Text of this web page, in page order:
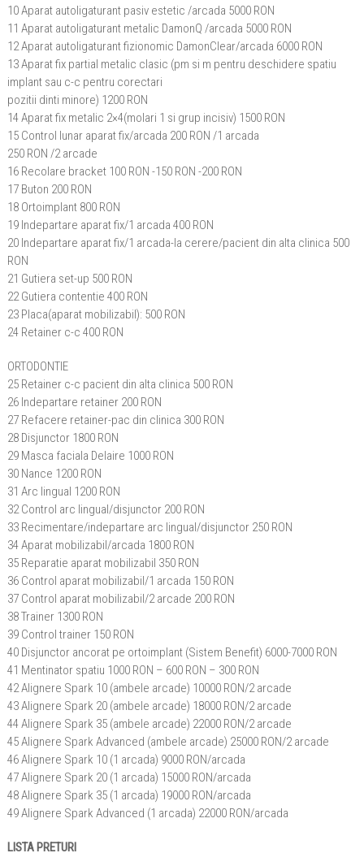
10 Aparat autoligaturant pasiv estetic /arcada 5000 RON
11 Aparat autoligaturant metalic DamonQ /arcada 5000 RON
12 Aparat autoligaturant fizionomic DamonClear/arcada 6000 RON
13 Aparat fix partial metalic clasic (pm si m pentru deschidere spatiu
implant sau c-c pentru corectari
pozitii dinti minore) 1200 RON
14 Aparat fix metalic 2×4(molari 1 si grup incisiv) 1500 RON
15 Control lunar aparat fix/arcada 200 RON /1 arcada
250 RON /2 arcade
16 Recolare bracket 100 RON -150 RON -200 RON
17 Buton 200 RON
18 Ortoimplant 800 RON
19 Indepartare aparat fix/1 arcada 400 RON
20 Indepartare aparat fix/1 arcada-la cerere/pacient din alta clinica 500
RON
21 Gutiera set-up 500 RON
22 Gutiera contentie 400 RON
23 Placa(aparat mobilizabil): 500 RON
24 Retainer c-c 400 RON
ORTODONTIE
25 Retainer c-c pacient din alta clinica 500 RON
26 Indepartare retainer 200 RON
27 Refacere retainer-pac din clinica 300 RON
28 Disjunctor 1800 RON
29 Masca faciala Delaire 1000 RON
30 Nance 1200 RON
31 Arc lingual 1200 RON
32 Control arc lingual/disjunctor 200 RON
33 Recimentare/indepartare arc lingual/disjunctor 250 RON
34 Aparat mobilizabil/arcada 1800 RON
35 Reparatie aparat mobilizabil 350 RON
36 Control aparat mobilizabil/1 arcada 150 RON
37 Control aparat mobilizabil/2 arcade 200 RON
38 Trainer 1300 RON
39 Control trainer 150 RON
40 Disjunctor ancorat pe ortoimplant (Sistem Benefit) 6000-7000 RON
41 Mentinator spatiu 1000 RON – 600 RON – 300 RON
42 Alignere Spark 10 (ambele arcade) 10000 RON/2 arcade
43 Alignere Spark 20 (ambele arcade) 18000 RON/2 arcade
44 Alignere Spark 35 (ambele arcade) 22000 RON/2 arcade
45 Alignere Spark Advanced (ambele arcade) 25000 RON/2 arcade
46 Alignere Spark 10 (1 arcada) 9000 RON/arcada
47 Alignere Spark 20 (1 arcada) 15000 RON/arcada
48 Alignere Spark 35 (1 arcada) 19000 RON/arcada
49 Alignere Spark Advanced (1 arcada) 22000 RON/arcada
LISTA PRETURI